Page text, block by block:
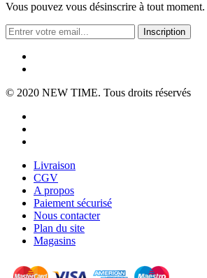
Vous pouvez vous désinscrire à tout moment.
Inscription
© 2020 NEW TIME. Tous droits réservés
Livraison
CGV
A propos
Paiement sécurisé
Nous contacter
Plan du site
Magasins